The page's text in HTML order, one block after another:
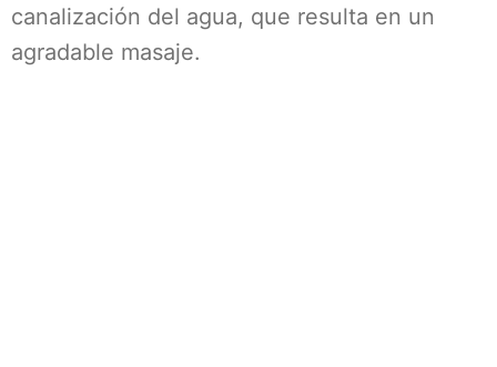
canalización del agua, que resulta en un
agradable masaje.